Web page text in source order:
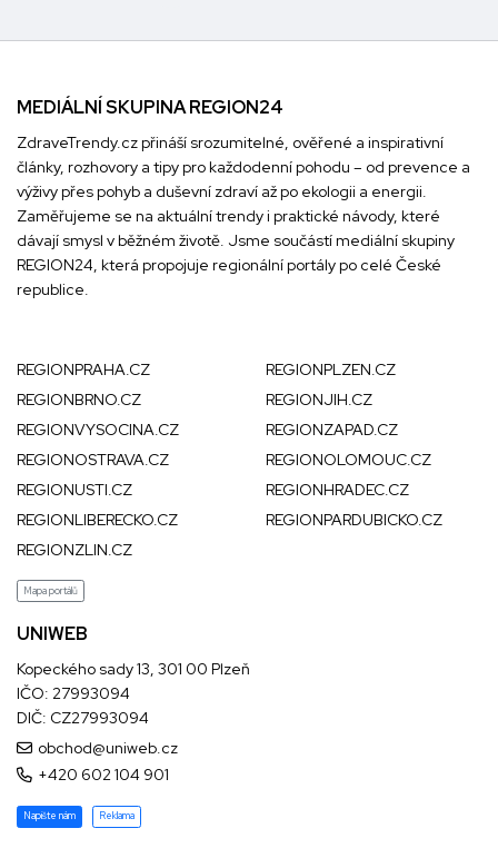
MEDIÁLNÍ SKUPINA REGION24
ZdraveTrendy.cz přináší srozumitelné, ověřené a inspirativní
články, rozhovory a tipy pro každodenní pohodu – od prevence a
výživy přes pohyb a duševní zdraví až po ekologii a energii.
Zaměřujeme se na aktuální trendy i praktické návody, které
dávají smysl v běžném životě. Jsme součástí mediální skupiny
REGION24, která propojuje regionální portály po celé České
republice.
REGIONPRAHA.CZ
REGIONPLZEN.CZ
REGIONBRNO.CZ
REGIONJIH.CZ
REGIONVYSOCINA.CZ
REGIONZAPAD.CZ
REGIONOSTRAVA.CZ
REGIONOLOMOUC.CZ
REGIONUSTI.CZ
REGIONHRADEC.CZ
REGIONLIBERECKO.CZ
REGIONPARDUBICKO.CZ
REGIONZLIN.CZ
Mapa portálů
UNIWEB
Kopeckého sady 13, 301 00 Plzeň
IČO: 27993094
DIČ: CZ27993094
obchod@uniweb.cz
+420 602 104 901
Napište nám Reklama